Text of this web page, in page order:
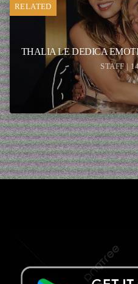
RELATED
THALIA LE DEDICA
STAFF |